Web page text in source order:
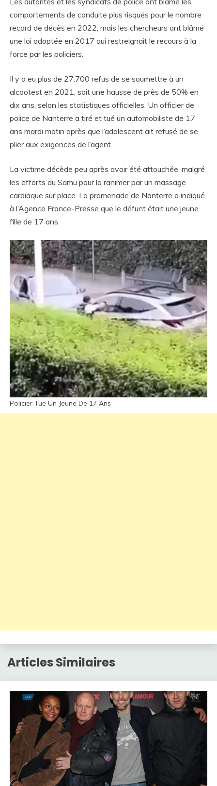
comportements de conduite plus risqués pour le nombre
record de décès en 2022, mais les chercheurs ont blâmé
une loi adoptée en 2017 qui restreignait le recours à la
force par les policiers.
Il y a eu plus de 27.700 refus de se soumettre à un
alcootest en 2021, soit une hausse de près de 50% en
dix ans, selon les statistiques officielles. Un officier de
police de Nanterre a tiré et tué un automobiliste de 17
ans mardi matin après que l’adolescent ait refusé de se
plier aux exigences de l’agent.
La victime décède peu après avoir été attouchée, malgré
les efforts du Samu pour la ranimer par un massage
cardiaque sur place. La promenade de Nanterre a indiqué
à l’Agence France-Presse que le défunt était une jeune
fille de 17 ans.
Policier Tue Un Jeune De 17 Ans
Articles Similaires